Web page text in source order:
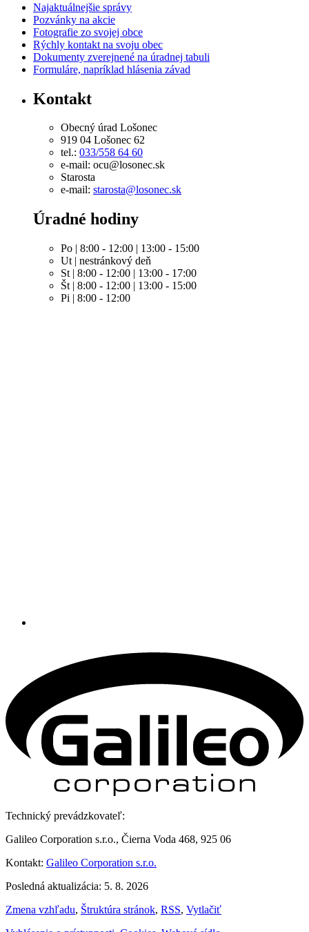
Najaktuálnejšie správy
Pozvánky na akcie
Fotografie zo svojej obce
Rýchly kontakt na svoju obec
Dokumenty zverejnené na úradnej tabuli
Formuláre, napríklad hlásenia závad
Kontakt
Obecný úrad Lošonec
919 04 Lošonec 62
tel.: 033/558 64 60
e-mail: ocu@losonec.sk
Starosta
e-mail: starosta@losonec.sk
Úradné hodiny
Po | 8:00 - 12:00 | 13:00 - 15:00
Ut | nestránkový deň
St | 8:00 - 12:00 | 13:00 - 17:00
Št | 8:00 - 12:00 | 13:00 - 15:00
Pi | 8:00 - 12:00
Technický prevádzkovateľ:
Galileo Corporation s.r.o., Čierna Voda 468, 925 06
Kontakt: Galileo Corporation s.r.o.
Posledná aktualizácia: 5. 8. 2026
Zmena vzhľadu, Štruktúra stránok, RSS, Vytlačiť